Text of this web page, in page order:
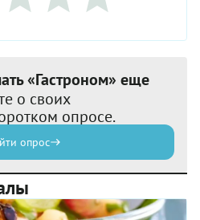
«Гастроном» еще
о своих
опросе.
опрос